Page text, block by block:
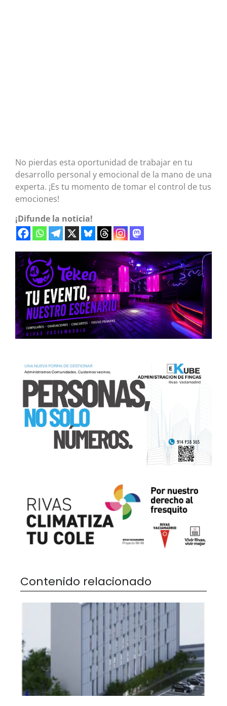
No pierdas esta oportunidad de trabajar en tu
desarrollo personal y emocional de la mano de una
experta. ¡Es tu momento de tomar el control de tus
emociones!
¡Difunde la noticia!
Contenido relacionado